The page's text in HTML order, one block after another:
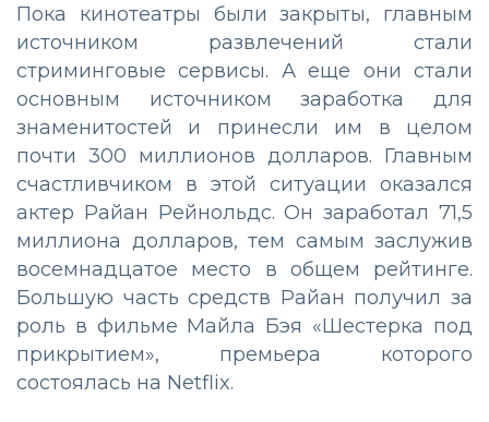
Пока кинотеатры были закрыты, главным
источником развлечений стали
стриминговые сервисы. А еще они стали
основным источником заработка для
знаменитостей и принесли им в целом
почти 300 миллионов долларов. Главным
счастливчиком в этой ситуации оказался
актер Райан Рейнольдс. Он заработал 71,5
миллиона долларов, тем самым заслужив
восемнадцатое место в общем рейтинге.
Большую часть средств Райан получил за
роль в фильме Майла Бэя «Шестерка под
прикрытием», премьера которого
состоялась на Netflix.